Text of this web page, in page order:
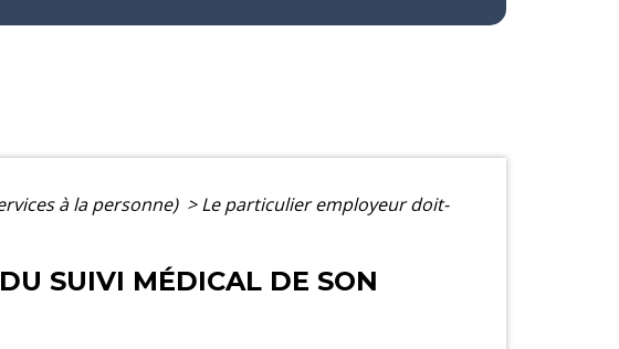
à la personne) > Le particulier employeur doit-
SUIVI MÉDICAL DE SON